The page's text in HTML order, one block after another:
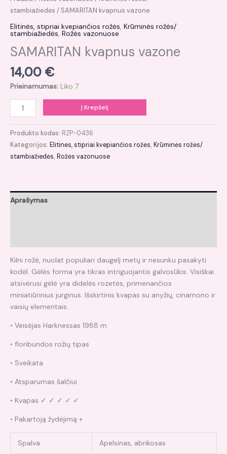
stambiažiedės / SAMARITAN kvapnus vazone
Elitinės, stipriai kvepiančios rožės, Krūminės rožės/
stambiažiedės, Rožės vazonuose
SAMARITAN kvapnus vazone
14,00 €
Prieinamumas: Liko 7
Į Krepšelį
Produkto kodas: RZP-0436
Kategorijos: Elitinės, stipriai kvepiančios rožės, Krūminės rožės/
stambiažiedės, Rožės vazonuose
Aprašymas
Kilni rožė, nuolat populiari daugelį metų ir nesunku pasakyti
kodėl. Gėlės forma yra tikras intriguojantis galvosūkis. Visiškai
atsivėrusi gėlė yra didelės rozetės, primenančios
miniatiūrinius jurginus. Išskirtinis kvapas su anyžių, cinamono ir
vaisių elementais.
• Veisėjas Harknessas 1988 m
• floribundos rožių tipas
• Sveikata
• Atsparumas šalčiui
• Kvapas ✓ ✓ ✓ ✓ ✓
• Pakartoją žydėjimą +
Spalva Apelsinas, abrikosas